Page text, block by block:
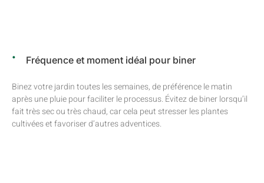
Fréquence et moment idéal pour biner
Binez votre jardin toutes les semaines, de préférence le matin
après une pluie pour faciliter le processus. Évitez de biner lorsqu’il
fait très sec ou très chaud, car cela peut stresser les plantes
cultivées et favoriser d’autres adventices.